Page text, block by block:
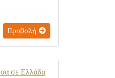
Προβολή
σε Ελλάδα